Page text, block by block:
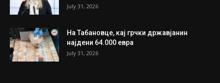
July 31, 2026
На Табановце, кај грчки државјанин
најдени 64.000 евра
July 31, 2026